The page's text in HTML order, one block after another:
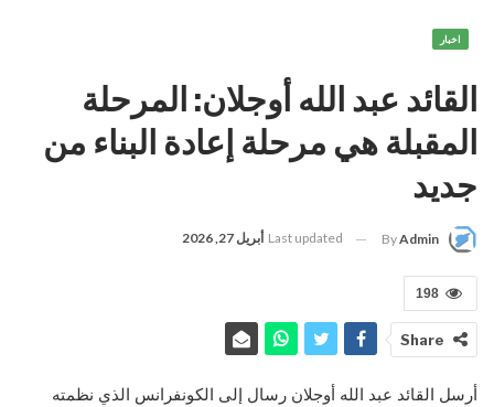
اخبار
القائد عبد الله أوجلان: المرحلة
المقبلة هي مرحلة إعادة البناء من
جديد
ByAdmin
Last updated أبريل 27, 2026
198
Share
أرسل القائد عبد الله أوجلان رسال إلى الكونفرانس الذي نظمته